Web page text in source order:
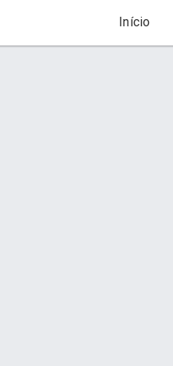
Início